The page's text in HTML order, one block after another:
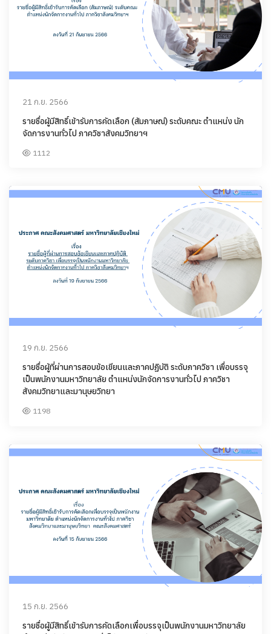
21 ก.ย. 2566
รายชื่อผู้มีสิทธิ์เข้ารับการคัดเลือก (สัมภาษณ์) ระดับคณะ ตำแหน่ง นัก
จัดการงานทั่วไป ภาควิชาสังคมวิทยาฯ
1112
19 ก.ย. 2566
รายชื่อผู้ที่ผ่านการสอบข้อเขียนและภาคปฏิบัติ ระดับภาควิชา เพื่อบรรจุ
เป็นพนักงานมหาวิทยาลัย ตำแหน่งนักจัดการงานทั่วไป ภาควิชา
สังคมวิทยาและมานุษยวิทยา
1198
15 ก.ย. 2566
รายชื่อผู้มีสิทธิ์เข้ารับการคัดเลือกเพื่อบรรจุเป็นพนักงานมหาวิทยาลัย